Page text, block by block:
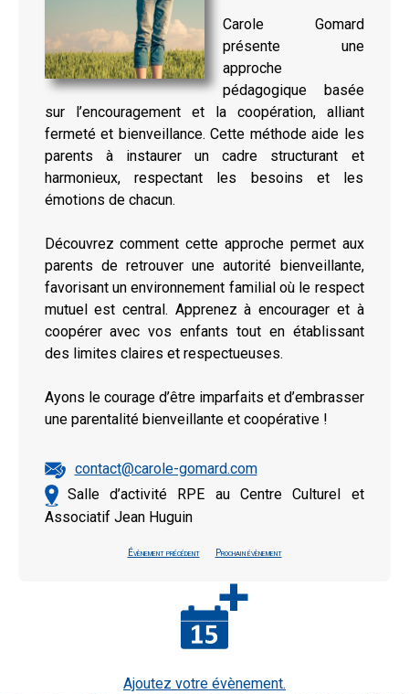
Carole Gomard
présente une
approche
pédagogique basée
sur l’encouragement et la coopération, alliant
fermeté et bienveillance. Cette méthode aide les
parents à instaurer un cadre structurant et
harmonieux, respectant les besoins et les
émotions de chacun.
Découvrez comment cette approche permet aux
parents de retrouver une autorité bienveillante,
favorisant un environnement familial où le respect
mutuel est central. Apprenez à encourager et à
coopérer avec vos enfants tout en établissant
des limites claires et respectueuses.
Ayons le courage d’être imparfaits et d’embrasser
une parentalité bienveillante et coopérative !
contact@carole-gomard.com
Salle d’activité RPE au Centre Culturel et
Associatif Jean Huguin
Évènement précédent Prochain évènement
Ajoutez votre évènement.